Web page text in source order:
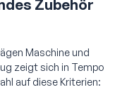
Zubehör
Maschine und
zeigt sich in Tempo
auf diese Kriterien: